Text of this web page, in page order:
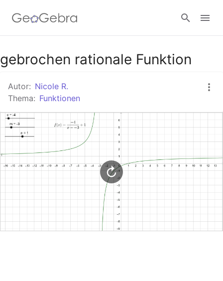
Google Classroom
GeoGebra Classroom
Anmelden
gebrochen rationale Funktion
Autor: Nicole R.
Thema: Funktionen